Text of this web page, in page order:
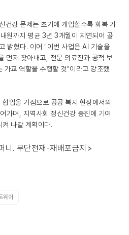
건강 문제는 초기에 개입할수록 회복 가
원까지 평균 3년 3개월이 지연되어 골
밝혔다. 이어 "이번 사업은 AI 기술을
먼저 찾아내고, 전문 의료진과 공적 보
가교 역할을 수행할 것"이라고 강조했
업을 기점으로 공공 복지 현장에서의
가며, 지역사회 정신건강 증진에 기여
나갈 계획이다.
니. 무단전재-재배포금지>
웨어